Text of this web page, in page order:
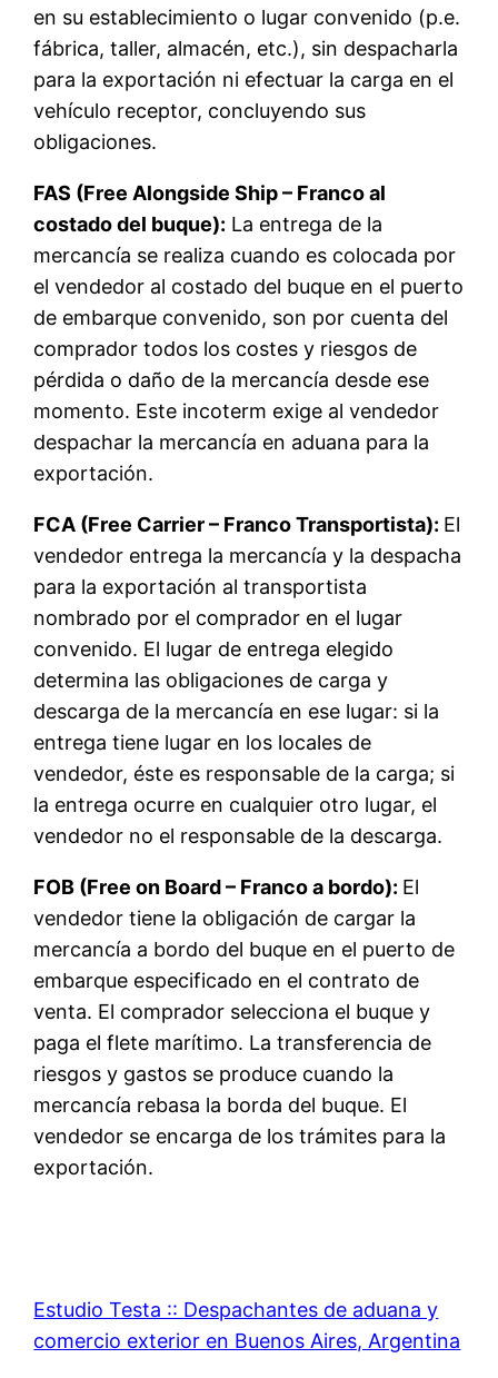
en su establecimiento o lugar convenido (p.e.
fábrica, taller, almacén, etc.), sin despacharla
para la exportación ni efectuar la carga en el
vehículo receptor, concluyendo sus
obligaciones.
FAS (Free Alongside Ship – Franco al
costado del buque): La entrega de la
mercancía se realiza cuando es colocada por
el vendedor al costado del buque en el puerto
de embarque convenido, son por cuenta del
comprador todos los costes y riesgos de
pérdida o daño de la mercancía desde ese
momento. Este incoterm exige al vendedor
despachar la mercancía en aduana para la
exportación.
FCA (Free Carrier – Franco Transportista): El
vendedor entrega la mercancía y la despacha
para la exportación al transportista
nombrado por el comprador en el lugar
convenido. El lugar de entrega elegido
determina las obligaciones de carga y
descarga de la mercancía en ese lugar: si la
entrega tiene lugar en los locales de
vendedor, éste es responsable de la carga; si
la entrega ocurre en cualquier otro lugar, el
vendedor no el responsable de la descarga.
FOB (Free on Board – Franco a bordo): El
vendedor tiene la obligación de cargar la
mercancía a bordo del buque en el puerto de
embarque especificado en el contrato de
venta. El comprador selecciona el buque y
paga el flete marítimo. La transferencia de
riesgos y gastos se produce cuando la
mercancía rebasa la borda del buque. El
vendedor se encarga de los trámites para la
exportación.
Estudio Testa :: Despachantes de aduana y
comercio exterior en Buenos Aires, Argentina